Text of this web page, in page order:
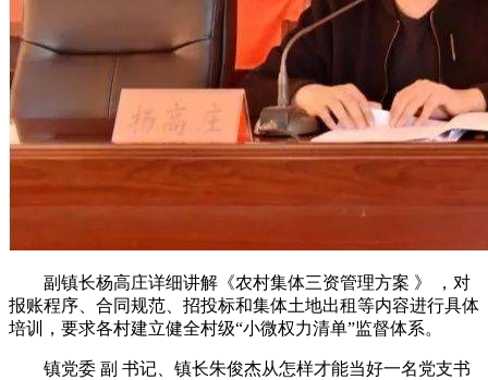
副镇长杨高庄详细讲解《农村集体三资管理方案 》 ，对
报账程序、合同规范、招投标和集体土地出租等内容进行具体
培训，要求各村建立健全村级“小微权力清单”监督体系。
镇党委 副 书记、镇长朱俊杰从怎样才能当好一名党支书